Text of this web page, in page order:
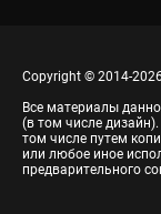
Copyright © 2014-
Все материалы
(в том числе
том числе путем
или любое иное
предварительного